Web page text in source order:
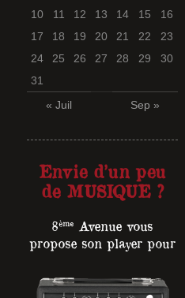
« Juil Sep »
10
11 12 13 14 15
16
17
18 19 20 21 22
23
24
25 26 27 28 29
30
31
Envie d’un peu
de MUSIQUE ?
8ème
Avenue vous
propose son player pour